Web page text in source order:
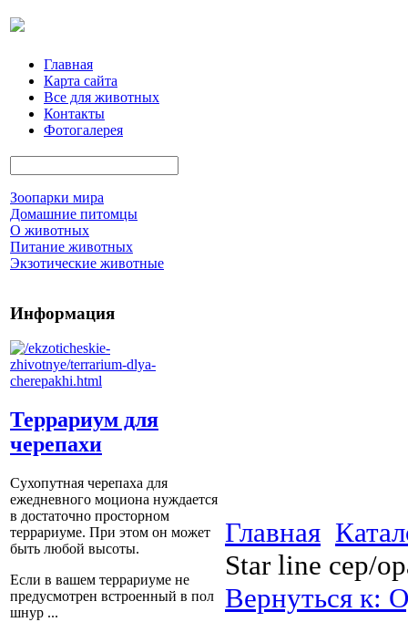
Главная
Карта сайта
Все для животных
Контакты
Фотогалерея
Зоопарки мира
Домашние питомцы
О животных
Питание животных
Экзотические животные
Информация
Террариум для
черепахи
Сухопутная черепаха для
ежедневного моциона нуждается
в достаточно просторном
террариуме. При этом он может
быть любой высоты.
Если в вашем террариуме не
предусмотрен встроенный в пол
шнур ...
Главная
Star line сер/
Вернуться к: